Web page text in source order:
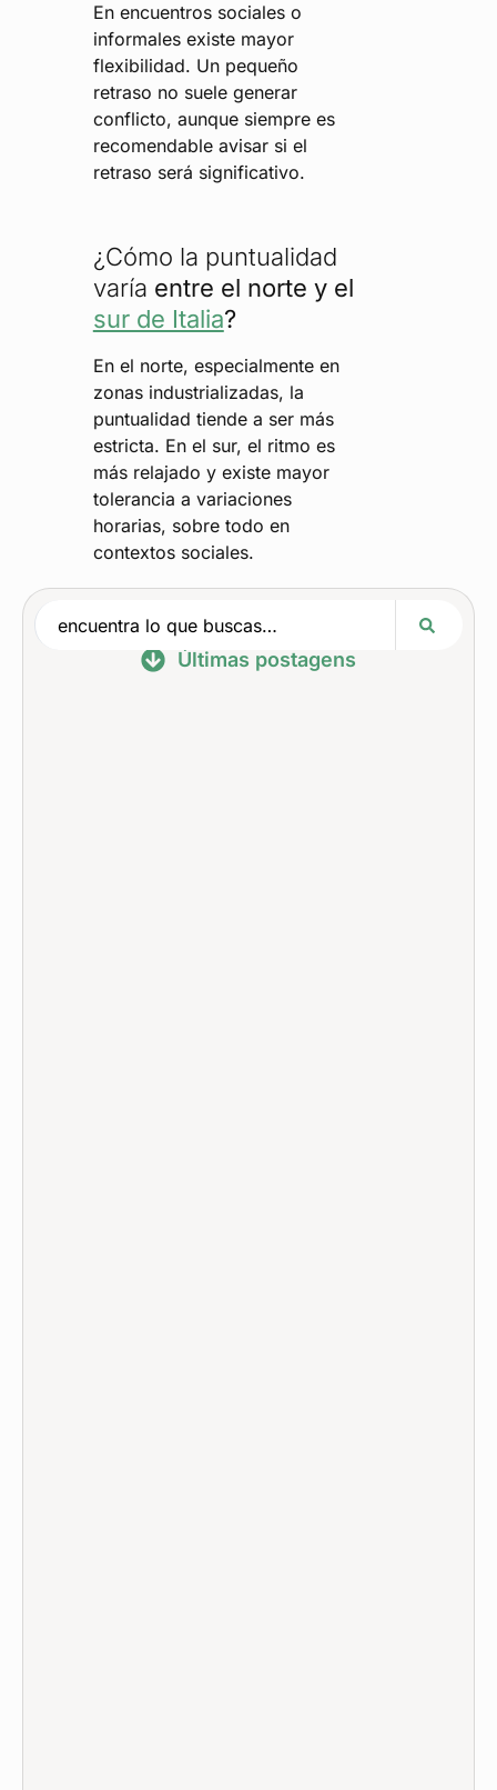
Últimas postagens
En encuentros sociales o
informales existe mayor
flexibilidad. Un pequeño
retraso no suele generar
conflicto, aunque siempre es
recomendable avisar si el
retraso será significativo.
¿Cómo la puntualidad
varía entre el norte y el
sur de Italia?
En el norte, especialmente en
zonas industrializadas, la
puntualidad tiende a ser más
estricta. En el sur, el ritmo es
más relajado y existe mayor
tolerancia a variaciones
horarias, sobre todo en
contextos sociales.